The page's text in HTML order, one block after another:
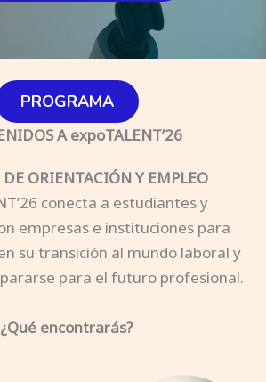
PROGRAMA
A expoTALENT’26
ORIENTACIÓN Y EMPLEO
conecta a estudiantes y
empresas e instituciones para
su transición al mundo laboral y
para el futuro profesional.
¿Qué encontrarás?